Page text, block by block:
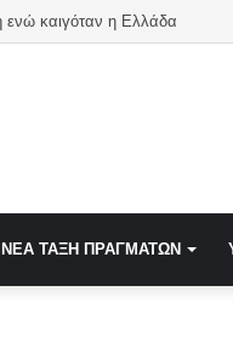
ενώ καιγόταν η Ελλάδα
NEA TAΞΗ ΠΡΑΓΜΑΤΩΝ